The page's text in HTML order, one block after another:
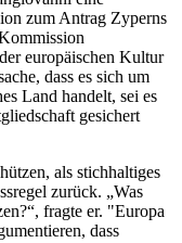
zum Antrag Zyperns
europäischen Kultur
dass es sich um
Land handelt, sei es
gesichert
als stichhaltiges
zurück. „Was
fragte er. "Europa
dass